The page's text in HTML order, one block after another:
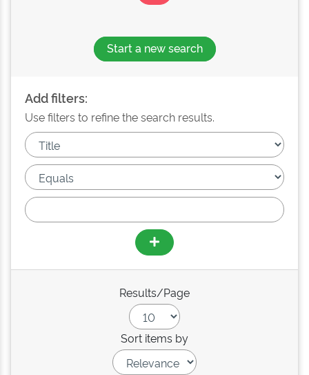
Start a new search
Add filters:
Use filters to refine the search results.
Results/Page
Sort items by